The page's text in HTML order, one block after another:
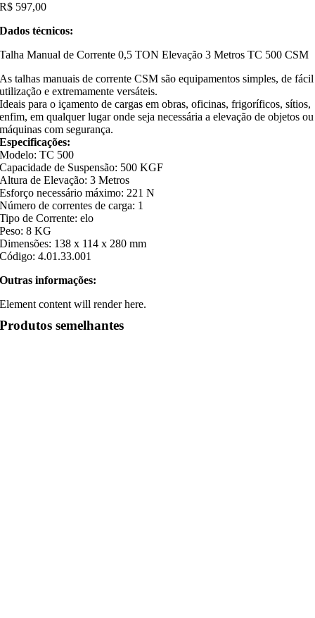
R$ 597,00
Dados técnicos:
Talha Manual de Corrente 0,5 TON Elevação 3 Metros TC 500 CSM
As talhas manuais de corrente CSM são equipamentos simples, de fácil
utilização e extremamente versáteis.
Ideais para o içamento de cargas em obras, oficinas, frigoríficos, sítios,
enfim, em qualquer lugar onde seja necessária a elevação de objetos ou
máquinas com segurança.
Especificações:
Modelo: TC 500
Capacidade de Suspensão: 500 KGF
Altura de Elevação: 3 Metros
Esforço necessário máximo: 221 N
Número de correntes de carga: 1
Tipo de Corrente: elo
Peso: 8 KG
Dimensões: 138 x 114 x 280 mm
Código: 4.01.33.001
Outras informações:
Element content will render here.
Produtos semelhantes